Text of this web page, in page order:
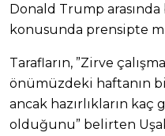
Donald Trump arasında
konusunda prensipte
Tarafların, ”Zirve
önümüzdeki haftanın
ancak hazırlıkların
olduğunu” belirten